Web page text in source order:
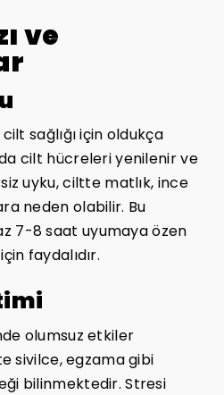
ve
sağlığı için oldukça
cilt hücreleri yenilenir ve
uyku, ciltte matlık, ince
neden olabilir. Bu
7-8 saat uyumaya özen
faydalıdır.
olumsuz etkiler
sivilce, egzama gibi
bilinmektedir. Stresi